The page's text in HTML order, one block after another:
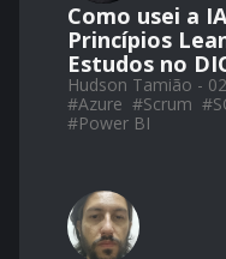
Como usei a
Princípios
Estudos no
Hudson Tamião -
#Azure #Scrum #
#Power BI